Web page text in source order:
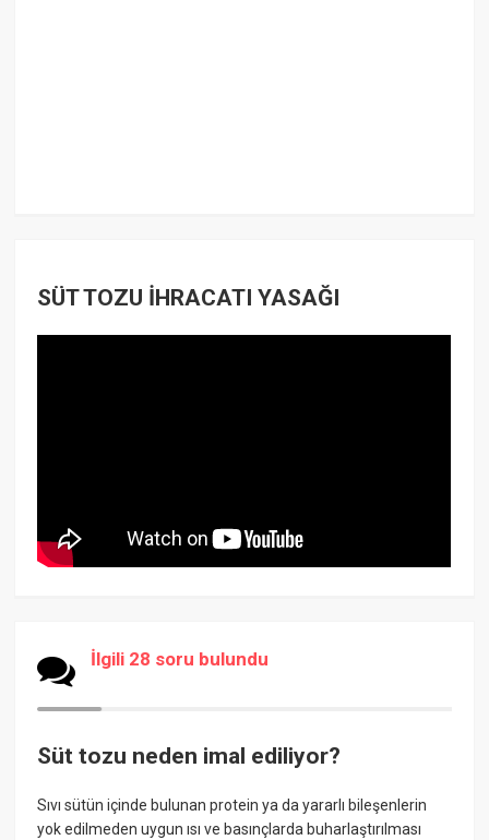
SÜT TOZU İHRACATI YASAĞI
İlgili 28 soru bulundu
Süt tozu neden imal ediliyor?
Sıvı sütün içinde bulunan protein ya da yararlı bileşenlerin
yok edilmeden uygun ısı ve basınçlarda buharlaştırılması